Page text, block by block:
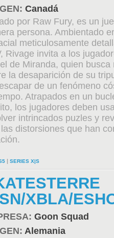
Canadá
por Raw Fury, es un
persona. Ambientado
meticulosamente
Rivage invita a los
de Miranda, quien busca
la desaparición de su
de un fenómeno
Atrapados en un
los jugadores deben
intrincados puzles y
distorsiones que han
| SERIES X|S
XBLA/
Goon Squad
Alemania